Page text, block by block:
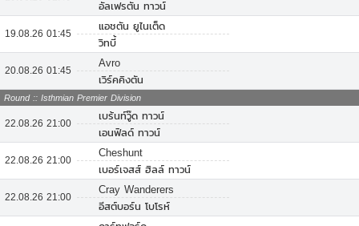
อัลเฟรตัน ทาวน์
19.08.26 01:45
แอชตัน ยูไนเต็ด
วิทบี้
20.08.26 01:45
Avro
เวิร์คคิงตัน
Round :: Isthmian Premier Division
22.08.26 21:00
เบร้นท์วู๊ด ทาวน์
เอนฟิลด์ ทาวน์
22.08.26 21:00
Cheshunt
เบอร์เจสส์ ฮิลล์ ทาวน์
22.08.26 21:00
Cray Wanderers
อีสต์บอร์น โบโรห์